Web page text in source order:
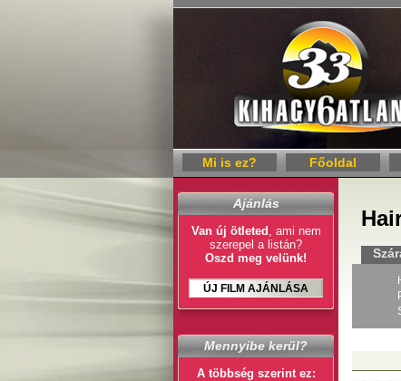
Mi is ez? Főoldal
Ajánlás
Van új ötleted , ami nem
szerepel a listán?
Oszd meg velünk!
ÚJ FILM AJÁNLÁSA
Mennyibe kerül?
A többség szerint ez: